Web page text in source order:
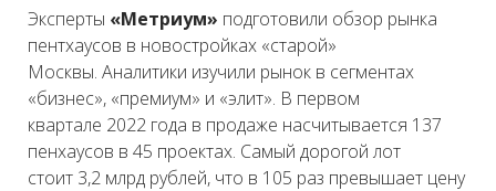
Эксперты «Метриум» подготовили обзор рынка
пентхаусов в новостройках «старой»
Москвы. Аналитики изучили рынок в сегментах
«бизнес», «премиум» и «элит». В первом
квартале 2022 года в продаже насчитывается 137
пенхаусов в 45 проектах. Самый дорогой лот
стоит 3,2 млрд рублей, что в 105 раз превышает цену